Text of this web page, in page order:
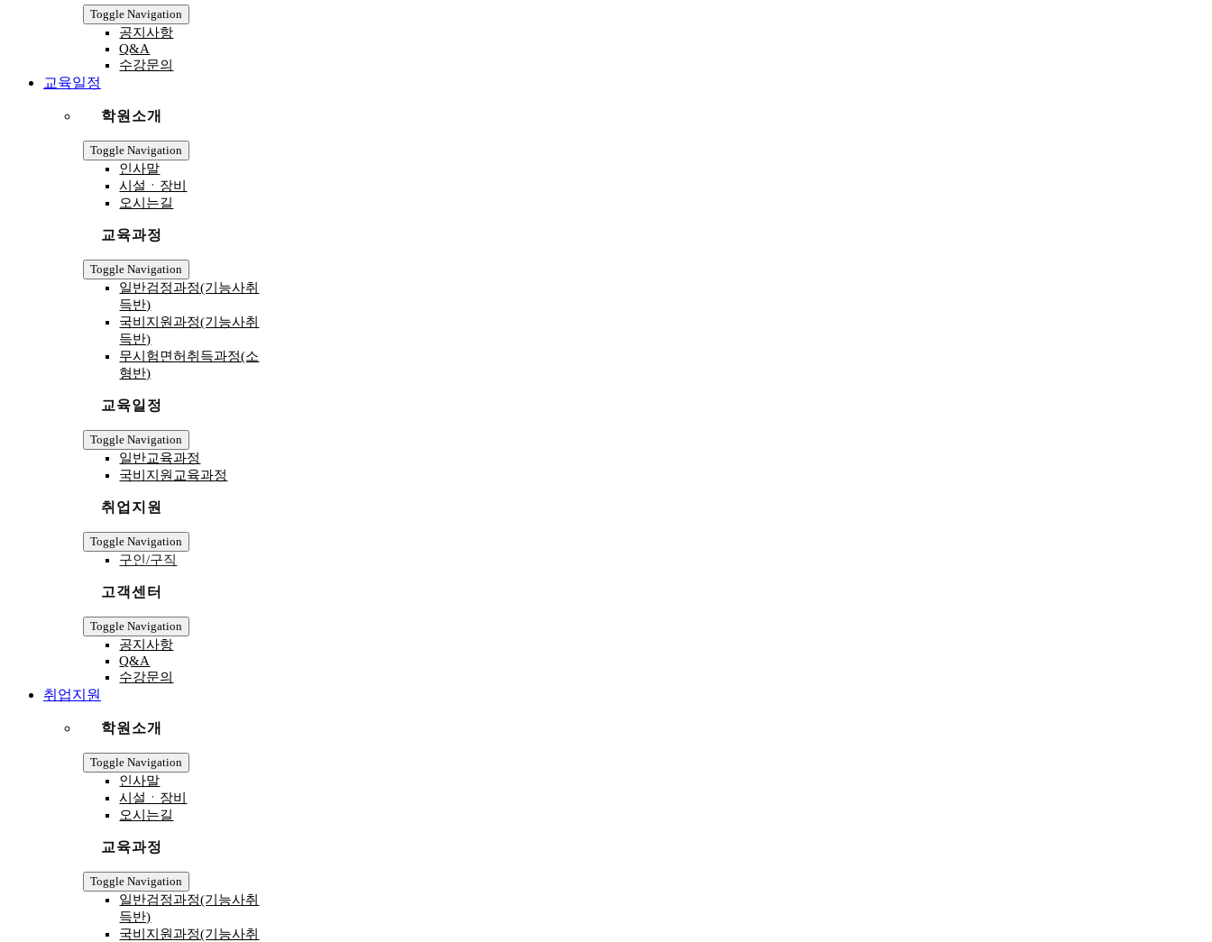
Toggle Navigation
공지사항
Q&A
수강문의
교육일정
학원소개
Toggle Navigation
인사말
시설ㆍ장비
오시는길
교육과정
Toggle Navigation
일반검정과정(기능사취
득반)
국비지원과정(기능사취
득반)
무시험면허취득과정(소
형반)
교육일정
Toggle Navigation
일반교육과정
국비지원교육과정
취업지원
Toggle Navigation
구인/구직
고객센터
Toggle Navigation
공지사항
Q&A
수강문의
취업지원
학원소개
Toggle Navigation
인사말
시설ㆍ장비
오시는길
교육과정
Toggle Navigation
일반검정과정(기능사취
득반)
국비지원과정(기능사취